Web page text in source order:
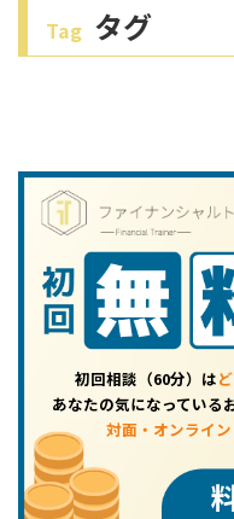
Tag タグ
初回相談（60分）は
あなたの気になっている
対面・オンライン